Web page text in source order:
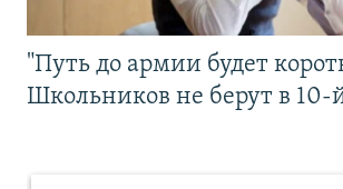
"Путь до армии будет
Школьников не берут в 10-